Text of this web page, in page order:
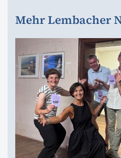
Mehr Lembacher